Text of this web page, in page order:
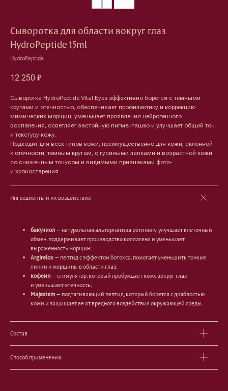
Сыворотка для области вокруг глаз
HydroPeptide 15ml
HydroPeptide
12 250 ₽
Сыворотка HydroPeptide Vital Eyes эффективно борется с темными
кругами и отечностью, обеспечивает профилактику и коррекцию
мимических морщин, уменьшает проявления нейрогенного
воспаления, осветляет застойную пигментацию и улучшает общий тон
и текстуру кожу.
Подходит для всех типов кожи, преимущественно для кожи, склонной
к отечности, темным кругам, с гусиными лапками и возрастной кожи
со сниженным тонусом и видимыми признаками фото-
и хроностарения.
Ингредиенты и их воздействие
бакучиол— натуральная альтернатива ретинолу, улучшает клеточный
обмен, поддерживает производство коллагена и уменьшает
выраженность морщин;
Argirelox— пептид с эффектом ботокса, помогает уменьшить тонкие
линии и морщины в области глаз;
кофеин— стимулятор, который пробуждает кожу вокруг глаз
и уменьшает отечность;
Majestem— подтягивающий пептид, который борется с дряблостью
кожи и защищает ее от вредного воздействия окружающей среды.
Состав
Способ применения
Кремы
Лосьоны
Очищение
Шея и зона декольте
Пилинги/масла
Уход за руками
Уход за ногами
Средства для ванны
Наборы
Очищение
Увлажнение/питание
Сыворотки/ эссенции
Защита от солнца
Восстановление
Маски и патчи
Декоротивная косметика
Волосы
Проблемы
Шампуни